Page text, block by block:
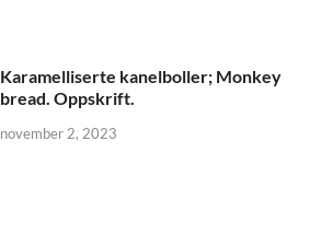
Karamelliserte kanelboller; Monkey
bread. Oppskrift.
november 2, 2023